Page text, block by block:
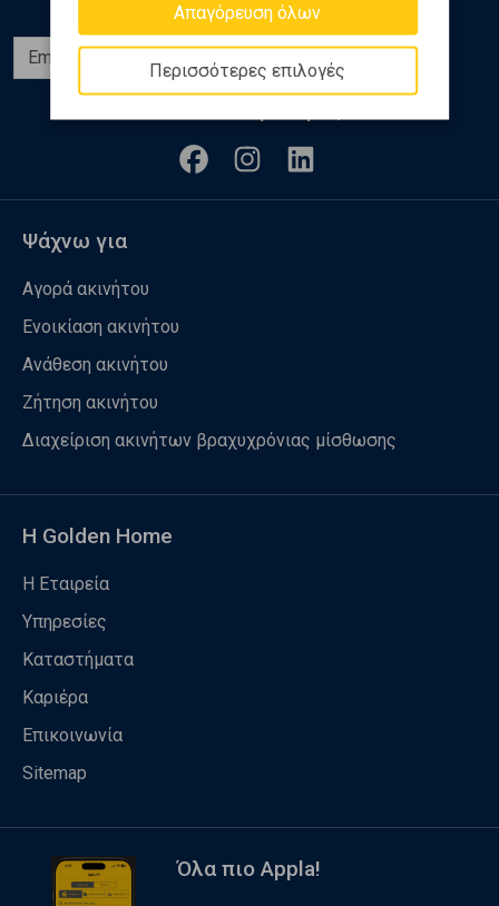
Απαγόρευση όλων
Περισσότερες επιλογές
Ψάχνω για
Αγορά ακινήτου
Ενοικίαση ακινήτου
Ανάθεση ακινήτου
Ζήτηση ακινήτου
Διαχείριση ακινήτων βραχυχρόνιας μίσθωσης
Η Golden Home
Η Εταιρεία
Υπηρεσίες
Καταστήματα
Καριέρα
Επικοινωνία
Sitemap
Όλα πιο Appla!